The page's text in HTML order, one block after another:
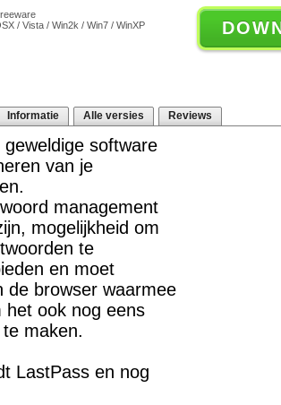
/ Vista / Win2k / Win7 / WinXP
Informatie Alle versies Reviews
geweldige software
van je
management
mogelijkheid om
te
en moet
de browser waarmee
het ook nog eens
maken.
LastPass en nog